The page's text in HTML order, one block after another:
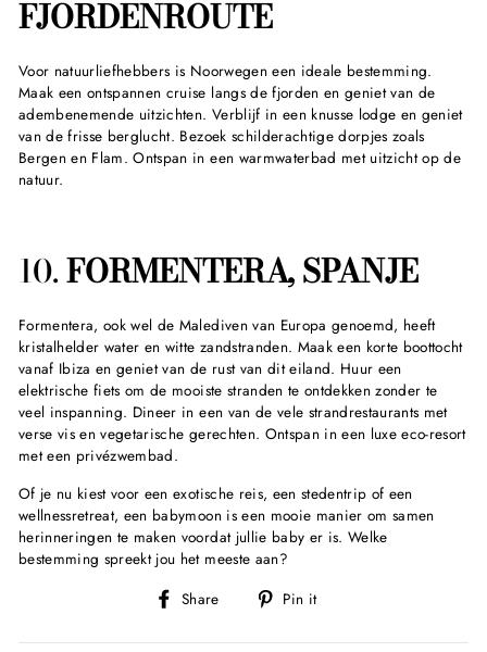
FJORDENROUTE
Voor natuurliefhebbers is Noorwegen een ideale bestemming.
Maak een ontspannen cruise langs de fjorden en geniet van de
adembenemende uitzichten. Verblijf in een knusse lodge en geniet
van de frisse berglucht. Bezoek schilderachtige dorpjes zoals
Bergen en Flam. Ontspan in een warmwaterbad met uitzicht op de
natuur.
10.FORMENTERA, SPANJE
Formentera, ook wel de Malediven van Europa genoemd, heeft
kristalhelder water en witte zandstranden. Maak een korte boottocht
vanaf Ibiza en geniet van de rust van dit eiland. Huur een
elektrische fiets om de mooiste stranden te ontdekken zonder te
veel inspanning. Dineer in een van de vele strandrestaurants met
verse vis en vegetarische gerechten. Ontspan in een luxe eco-resort
met een privézwembad.
Of je nu kiest voor een exotische reis, een stedentrip of een
wellnessretreat, een babymoon is een mooie manier om samen
herinneringen te maken voordat jullie baby er is. Welke
bestemming spreekt jou het meeste aan?
Share
Share
Facebook
Pin it
Pinterest